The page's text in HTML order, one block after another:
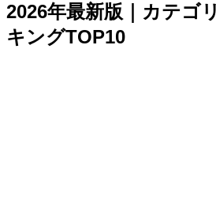
2026年最新版｜カテゴ
キングTOP10